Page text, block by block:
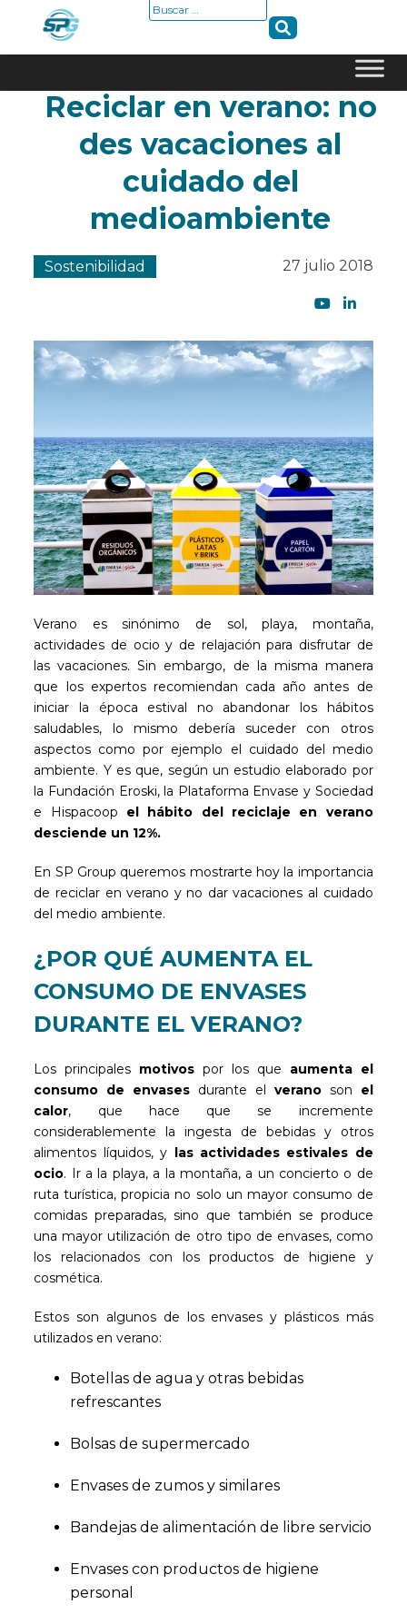
Buscar:
Reciclar en verano: no
des vacaciones al
cuidado del
medioambiente
Sostenibilidad 27 julio 2018
Verano es sinónimo de sol, playa, montaña,
actividades de ocio y de relajación para disfrutar de
las vacaciones. Sin embargo, de la misma manera
que los expertos recomiendan cada año antes de
iniciar la época estival no abandonar los hábitos
saludables, lo mismo debería suceder con otros
aspectos como por ejemplo el cuidado del medio
ambiente. Y es que, según un estudio elaborado por
la Fundación Eroski, la Plataforma Envase y Sociedad
e Hispacoop el hábito del reciclaje en verano
desciende un 12%.
En SP Group queremos mostrarte hoy la importancia
de reciclar en verano y no dar vacaciones al cuidado
del medio ambiente.
¿POR QUÉ AUMENTA EL
CONSUMO DE ENVASES
DURANTE EL VERANO?
Los principales motivos por los que aumenta el
consumo de
envases durante el veranoson el
calor, que hace que se incremente
considerablemente la ingesta de bebidas y otros
alimentos líquidos, y las actividades estivales de
ocio. Ir a la playa, a la montaña, a un concierto o de
ruta turística, propicia no solo un mayor consumo de
comidas preparadas, sino que también se produce
una mayor utilización de otro tipo de envases, como
los relacionados con los productos de higiene y
cosmética.
Estos son algunos de los envases y plásticos más
utilizados en verano:
Botellas de agua y otras bebidas
refrescantes
Bolsas de supermercado
Envases de zumos y similares
Bandejas de alimentación de libre servicio
Envases con productos de higiene
personal